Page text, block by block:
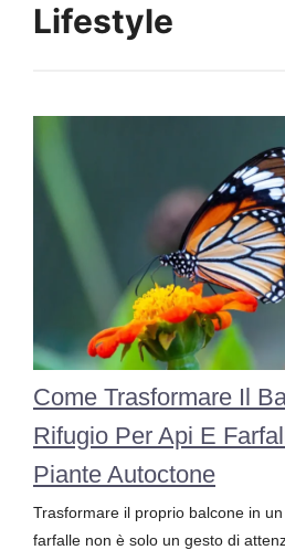
Lifestyle
Come Trasformare Il
Rifugio Per Api E
Piante Autoctone
Trasformare il proprio balcone in
farfalle non è solo un gesto di